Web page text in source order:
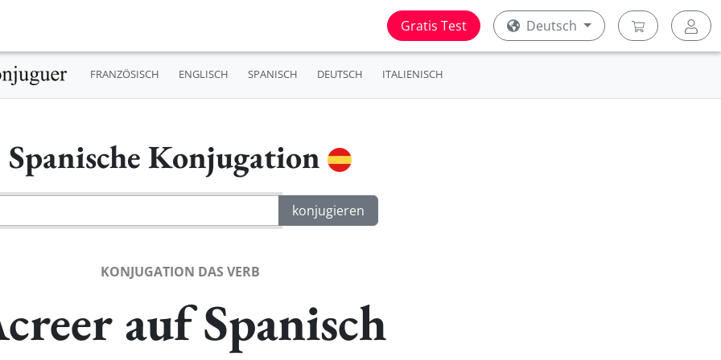
Gratis Test Deutsch
FRANZÖSISCH ENGLISCH SPANISCH DEUTSCH ITALIENISCH
Spanische Konjugation
KONJUGATION DAS VERB
auf Spanisch